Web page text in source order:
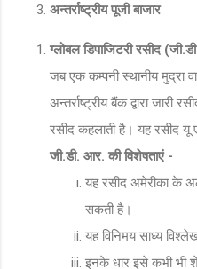
अन्तर्राष्ट्रीय पूजी बाजार
ग्लोबल डिपाजिटरी रसीद
जब एक कम्पनी स्थानीय मुद्रा
अन्तर्राष्ट्रीय बैंक द्वारा जारी
रसीद कहलाती है। यह रसीद यू
जी.डी. आर. की विशेषताएं -
यह रसीद अमेरीका के
सकती है।
यह विनिमय साध्य
इनके धार इसे कभी भी